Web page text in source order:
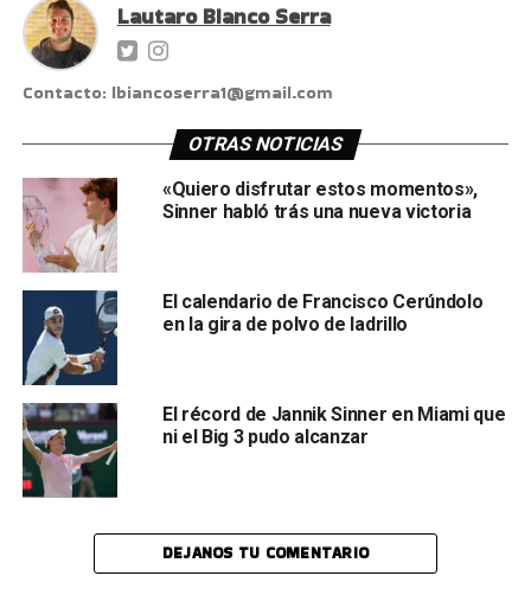
Lautaro Bianco Serra
Contacto: lbiancoserra1@gmail.com
OTRAS NOTICIAS
«Quiero disfrutar estos momentos»,
Sinner habló trás una nueva victoria
El calendario de Francisco Cerúndolo
en la gira de polvo de ladrillo
El récord de Jannik Sinner en Miami que
ni el Big 3 pudo alcanzar
DEJANOS TU COMENTARIO